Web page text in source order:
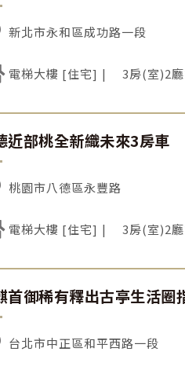
新北市永和區成功路一段
電梯大樓 [住宅] 3房(室)2
近部桃全新織未來3房車
桃園市八德區永豐路
電梯大樓 [住宅] 3房(室)2
首御稀有釋出古亭生活圈
台北市中正區和平西路一段